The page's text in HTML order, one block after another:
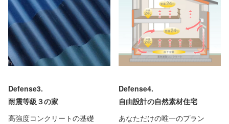
耐震等級３の家
高強度コンクリートの基礎
自由設計の自然素材住宅
あなただけの唯一のプラン